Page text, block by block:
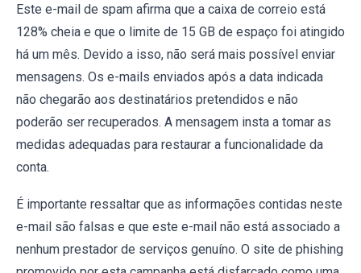
Este e-mail de spam afirma que a caixa de correio está
128% cheia e que o limite de 15 GB de espaço foi atingido
há um mês. Devido a isso, não será mais possível enviar
mensagens. Os e-mails enviados após a data indicada
não chegarão aos destinatários pretendidos e não
poderão ser recuperados. A mensagem insta a tomar as
medidas adequadas para restaurar a funcionalidade da
conta.
É importante ressaltar que as informações contidas neste
e-mail são falsas e que este e-mail não está associado a
nenhum prestador de serviços genuíno. O site de phishing